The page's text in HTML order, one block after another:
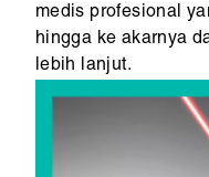
medis profesional
hingga ke akarnya
lebih lanjut.